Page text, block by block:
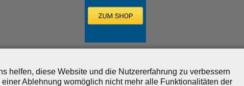
helfen, diese Website und die Nutzererfahrung zu verbessern
Ablehnung womöglich nicht mehr alle Funktionalitäten der